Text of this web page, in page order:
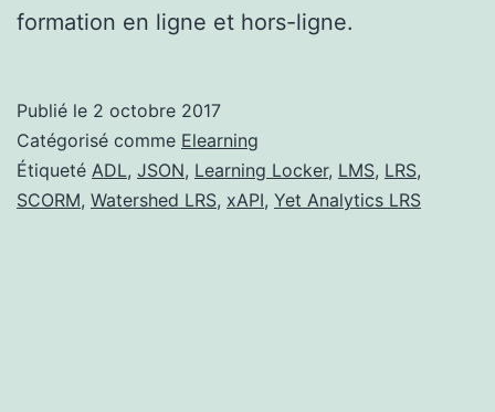
formation en ligne et hors-ligne.
Publié le 2 octobre 2017
Catégorisé comme Elearning
Étiqueté ADL, JSON, Learning Locker, LMS, LRS,
SCORM, Watershed LRS, xAPI, Yet Analytics LRS